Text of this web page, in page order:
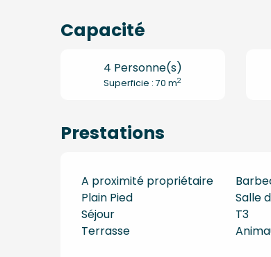
Capacité
4 Personne(s)
Superficie : 70 m2
Prestations
A proximité propriétaire
Plain Pied
Salle
Séjour
T3
Terrasse